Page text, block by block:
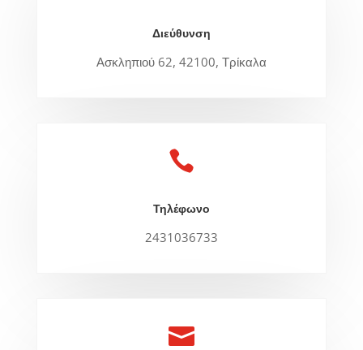
Διεύθυνση
Ασκληπιού 62, 42100, Τρίκαλα

Τηλέφωνο
2431036733
